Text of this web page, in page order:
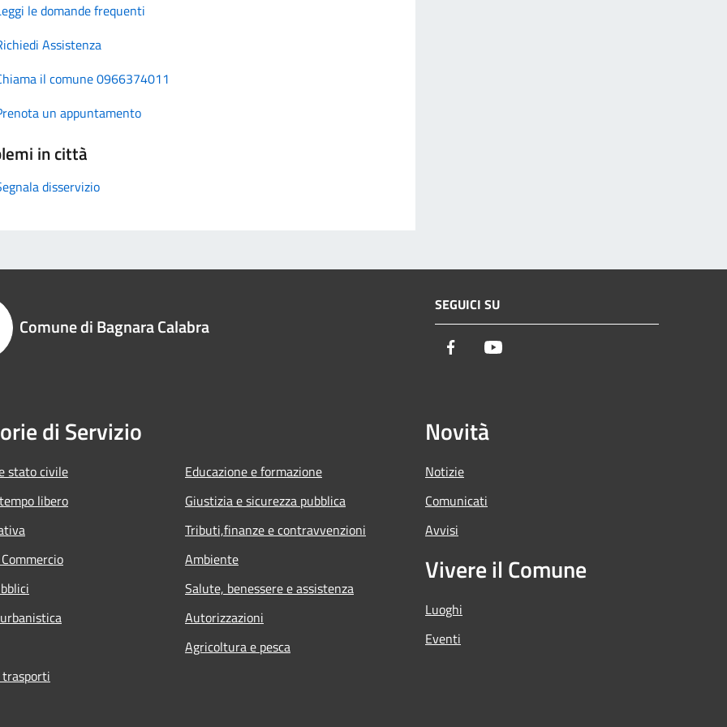
le domande frequenti
Assistenza
il comune 0966374011
un appuntamento
in città
disservizio
Comune di Bagnara Calabra
SEGUICI SU
Facebook
di Servizio
stato civile
libero
Educazione e formazione
Giustizia e sicurezza pubblica
Tributi,finanze e contravvenzioni
Ambiente
Salute, benessere e assistenza
Autorizzazioni
Agricoltura e pesca
Novità
Notizie
Comunicati
Avvisi
Vivere il Comune
Luoghi
Eventi